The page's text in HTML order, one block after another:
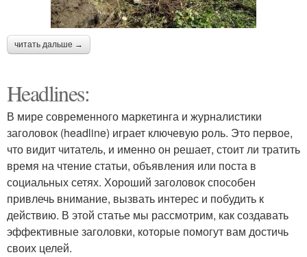
читать дальше →
Headlines:
В мире современного маркетинга и журналистики
заголовок (headline) играет ключевую роль. Это первое,
что видит читатель, и именно он решает, стоит ли тратить
время на чтение статьи, объявления или поста в
социальных сетях. Хороший заголовок способен
привлечь внимание, вызвать интерес и побудить к
действию. В этой статье мы рассмотрим, как создавать
эффективные заголовки, которые помогут вам достичь
своих целей.